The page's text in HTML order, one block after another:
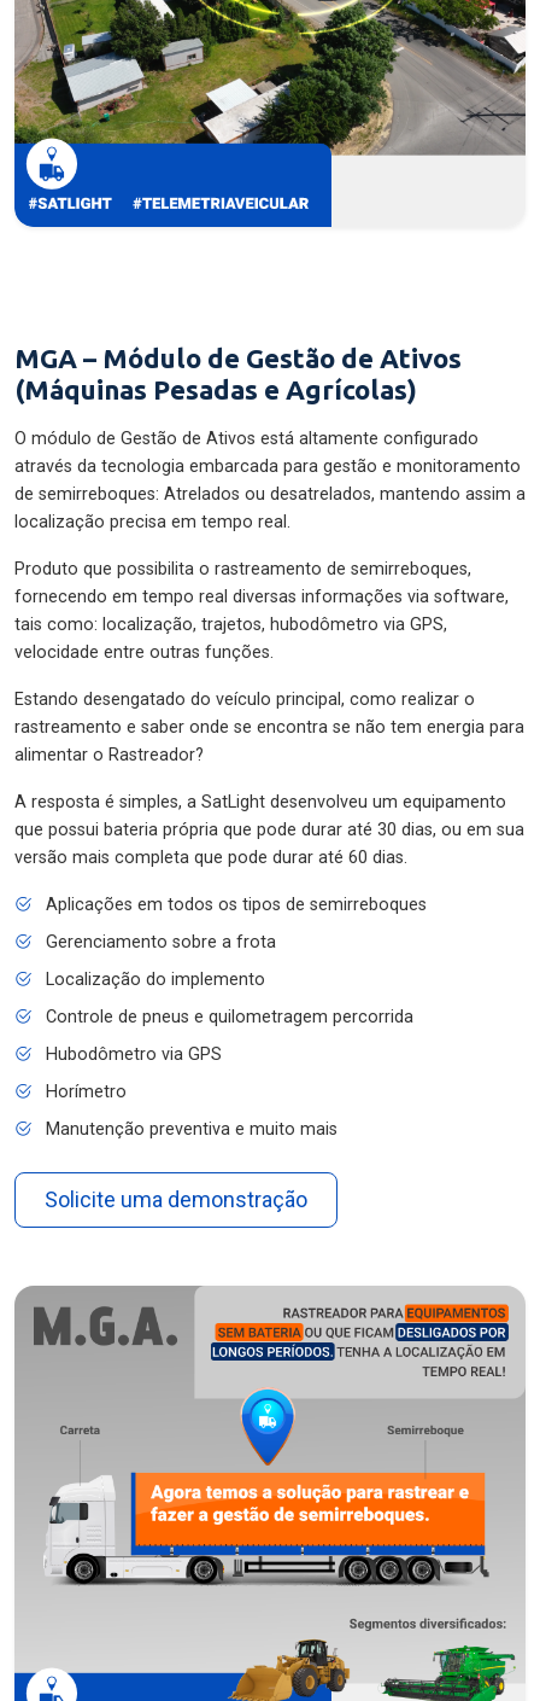
MGA – Módulo de Gestão de Ativos
(Máquinas Pesadas e Agrícolas)
O módulo de Gestão de Ativos está altamente configurado
através da tecnologia embarcada para gestão e monitoramento
de semirreboques: Atrelados ou desatrelados, mantendo assim a
localização precisa em tempo real.
Produto que possibilita o rastreamento de semirreboques,
fornecendo em tempo real diversas informações via software,
tais como: localização, trajetos, hubodômetro via GPS,
velocidade entre outras funções.
Estando desengatado do veículo principal, como realizar o
rastreamento e saber onde se encontra se não tem energia para
alimentar o Rastreador?
A resposta é simples, a SatLight desenvolveu um equipamento
que possui bateria própria que pode durar até 30 dias, ou em sua
versão mais completa que pode durar até 60 dias.
Aplicações em todos os tipos de semirreboques
Gerenciamento sobre a frota
Localização do implemento
Controle de pneus e quilometragem percorrida
Hubodômetro via GPS
Horímetro
Manutenção preventiva e muito mais
Solicite uma demonstração